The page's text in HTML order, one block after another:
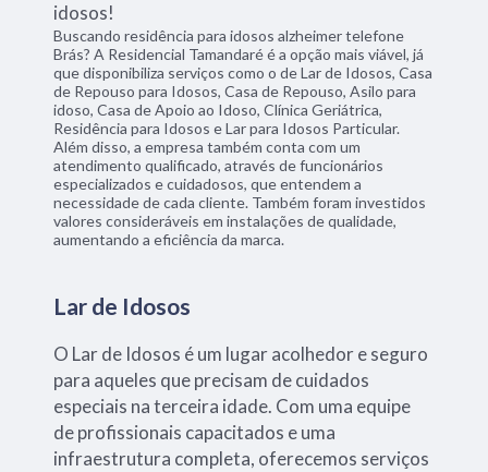
idosos!
Buscando residência para idosos alzheimer telefone
Brás? A Residencial Tamandaré é a opção mais viável, já
que disponibiliza serviços como o de Lar de Idosos, Casa
de Repouso para Idosos, Casa de Repouso, Asilo para
idoso, Casa de Apoio ao Idoso, Clínica Geriátrica,
Residência para Idosos e Lar para Idosos Particular.
Além disso, a empresa também conta com um
atendimento qualificado, através de funcionários
especializados e cuidadosos, que entendem a
necessidade de cada cliente. Também foram investidos
valores consideráveis em instalações de qualidade,
aumentando a eficiência da marca.
Lar de Idosos
O Lar de Idosos é um lugar acolhedor e seguro
para aqueles que precisam de cuidados
especiais na terceira idade. Com uma equipe
de profissionais capacitados e uma
infraestrutura completa, oferecemos serviços